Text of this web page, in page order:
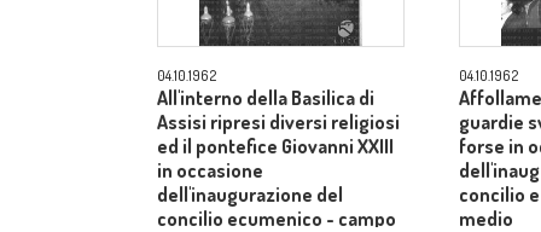
04.10.1962
All'interno della Basilica di
Assisi ripresi diversi religiosi
ed il pontefice Giovanni XXIII
in occasione
dell'inaugurazione del
concilio ecumenico - campo
04.10.1962
guardie
forse in
concilio
medio